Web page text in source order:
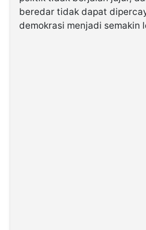
beredar tidak dapat
demokrasi menjadi semakin